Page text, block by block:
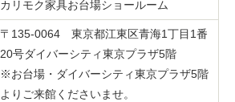
カリモク家具お台場ショールーム
〒135-0064 東京都江東区青海1丁目1番
20号ダイバーシティ東京プラザ5階
※お台場・ダイバーシティ東京プラザ5階
よりご来館くださいませ。